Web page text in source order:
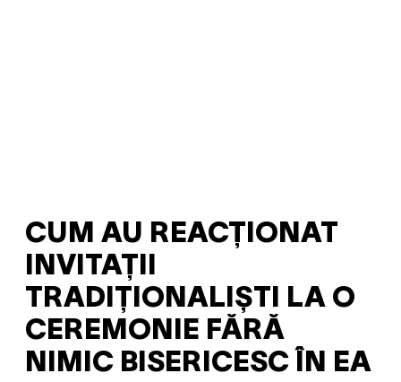
CUM AU REACȚIONAT
INVITAȚII
TRADIȚIONALIȘTI LA O
CEREMONIE FĂRĂ
NIMIC BISERICESC ÎN EA